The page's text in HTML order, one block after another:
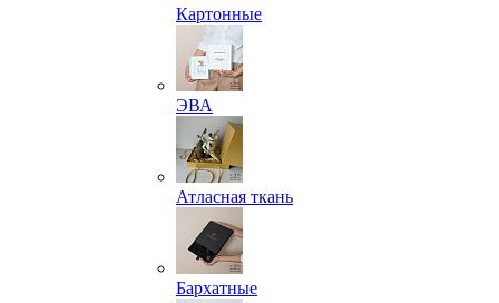
Картонные
ЭВА
Атласная ткань
Бархатные